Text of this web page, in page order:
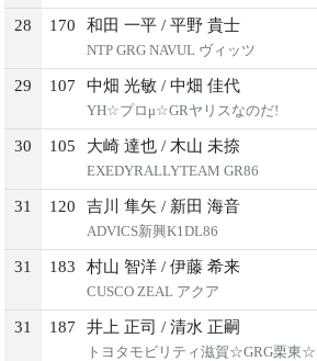
28 170 和田 一平 / 平野 貴士
NTP GRG NAVUL ヴィッツ
29 107 中畑 光敏 / 中畑 佳代
YH☆プロμ☆GRヤリスなのだ!
30 105 大崎 達也 / 木山 未捺
EXEDYRALLYTEAM GR86
31 120 吉川 隼矢 / 新田 海音
ADVICS新興K1DL86
31 183 村山 智洋 / 伊藤 希来
CUSCO ZEAL アクア
31 187 井上 正司 / 清水 正嗣
トヨタモビリティ滋賀☆GRG栗東☆アクア